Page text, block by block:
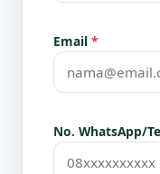
Email *
No. WhatsApp/